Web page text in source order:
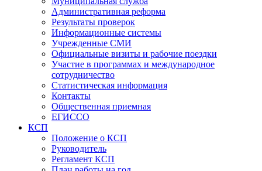
Административная реформа
Результаты проверок
Информационные системы
Учрежденные СМИ
Официальные визиты и рабочие поездки
Участие в программах и международное
сотрудничество
Статистическая информация
Контакты
Общественная приемная
ЕГИССО
КСП
Положение о КСП
Руководитель
Регламент КСП